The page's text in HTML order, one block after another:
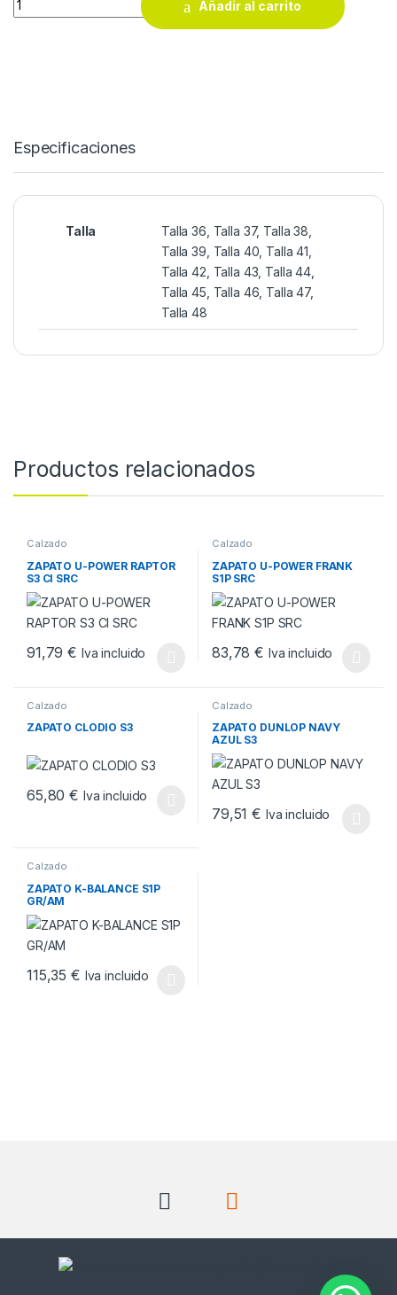
Añadir al carrito
Especificaciones
Talla
Talla 36, Talla 37, Talla 38,
Talla 39, Talla 40, Talla 41,
Talla 42, Talla 43, Talla 44,
Talla 45, Talla 46, Talla 47,
Talla 48
Productos relacionados
Calzado
ZAPATO U-POWER RAPTOR
S3 CI SRC
91,79€ Iva incluido
Calzado
ZAPATO U-POWER FRANK
S1P SRC
83,78€ Iva incluido
Calzado
ZAPATO CLODIO S3
65,80€ Iva incluido
Este producto tiene múltiples variantes. Las opciones se
Calzado
ZAPATO DUNLOP NAVY
AZUL S3
79,51€ Iva incluido
Calzado
ZAPATO K-BALANCE S1P
GR/AM
115,35€ Iva incluido